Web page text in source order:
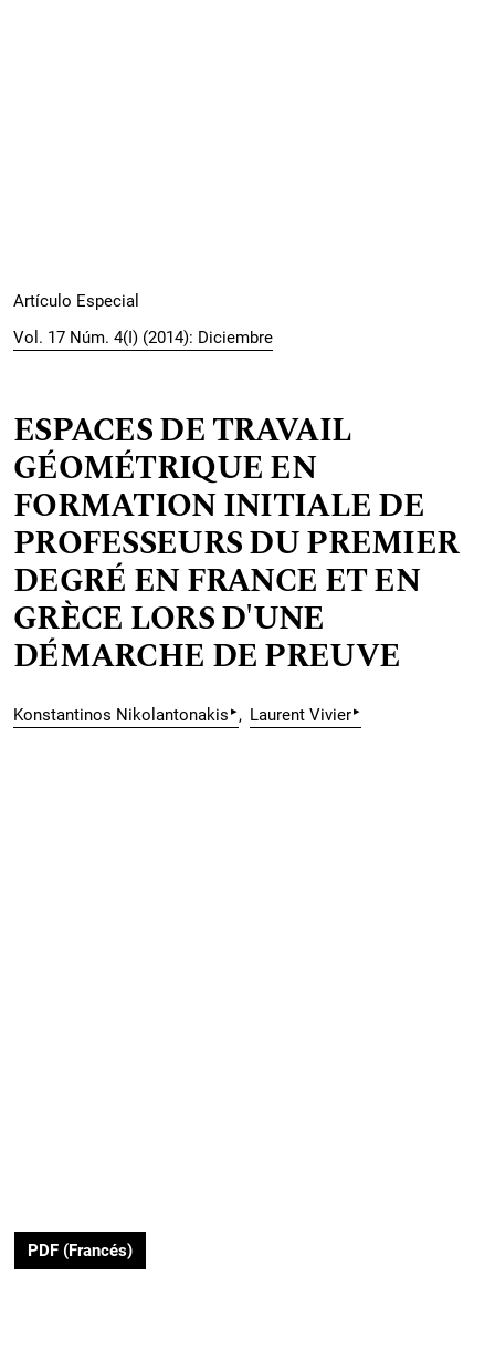
Artículo Especial
Vol. 17 Núm. 4(I) (2014): Diciembre
ESPACES DE TRAVAIL
GÉOMÉTRIQUE EN
FORMATION INITIALE DE
PROFESSEURS DU PREMIER
DEGRÉ EN FRANCE ET EN
GRÈCE LORS D'UNE
DÉMARCHE DE PREUVE
Konstantinos Nikolantonakis ▸ Laurent Vivier▸
PDF (Francés)